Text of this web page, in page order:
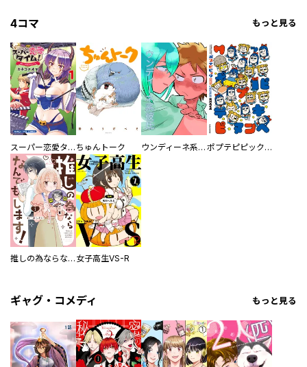
4コマ もっと見る
スーパー恋愛タイム！～現場でドＳな彼女は自宅でデレる～ ちゅんトーク ウンディーネ系彼氏 ポプテピピック SEASON EIGHT
推しの為ならなんでもします！ 女子高生VS-R
ギャグ・コメディ もっと見る